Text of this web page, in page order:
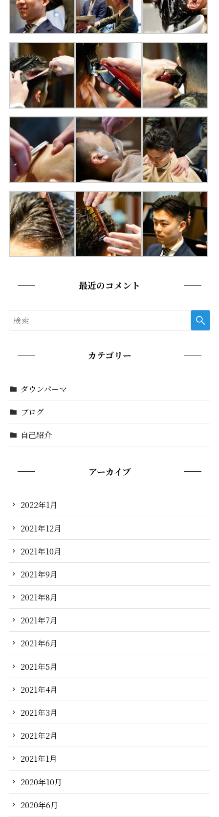
最近のコメント
カテゴリー
ダウンパーマ
ブログ
自己紹介
アーカイブ
2022年1月
2021年12月
2021年10月
2021年9月
2021年8月
2021年7月
2021年6月
2021年5月
2021年4月
2021年3月
2021年2月
2021年1月
2020年10月
2020年6月